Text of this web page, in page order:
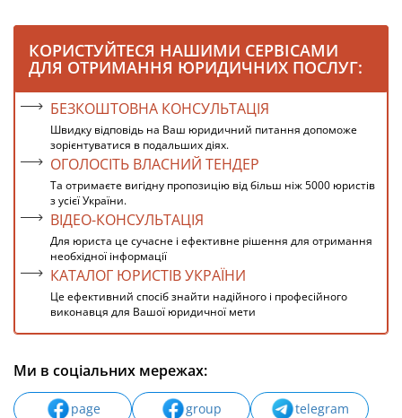
КОРИСТУЙТЕСЯ НАШИМИ СЕРВІСАМИ
ДЛЯ ОТРИМАННЯ ЮРИДИЧНИХ ПОСЛУГ:
БЕЗКОШТОВНА КОНСУЛЬТАЦІЯ
Швидку відповідь на Ваш юридичний питання допоможе
зорієнтуватися в подальших діях.
ОГОЛОСІТЬ ВЛАСНИЙ ТЕНДЕР
Та отримаєте вигідну пропозицію від більш ніж 5000 юристів
з усієї України.
ВІДЕО-КОНСУЛЬТАЦІЯ
Для юриста це сучасне і ефективне рішення для отримання
необхідної інформації
КАТАЛОГ ЮРИСТІВ УКРАЇНИ
Це ефективний спосіб знайти надійного і професійного
виконавця для Вашої юридичної мети
Ми в соціальних мережах:
page group
telegram